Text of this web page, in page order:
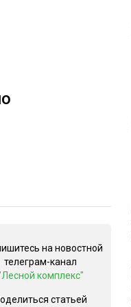
на новостной
телеграм-канал
комплекс"
статьей